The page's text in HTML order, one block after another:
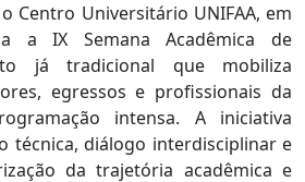
Centro Universitário UNIFAA, em
a IX Semana Acadêmica de
já tradicional que mobiliza
egressos e profissionais da
intensa. A iniciativa
técnica, diálogo interdisciplinar e
da trajetória acadêmica e